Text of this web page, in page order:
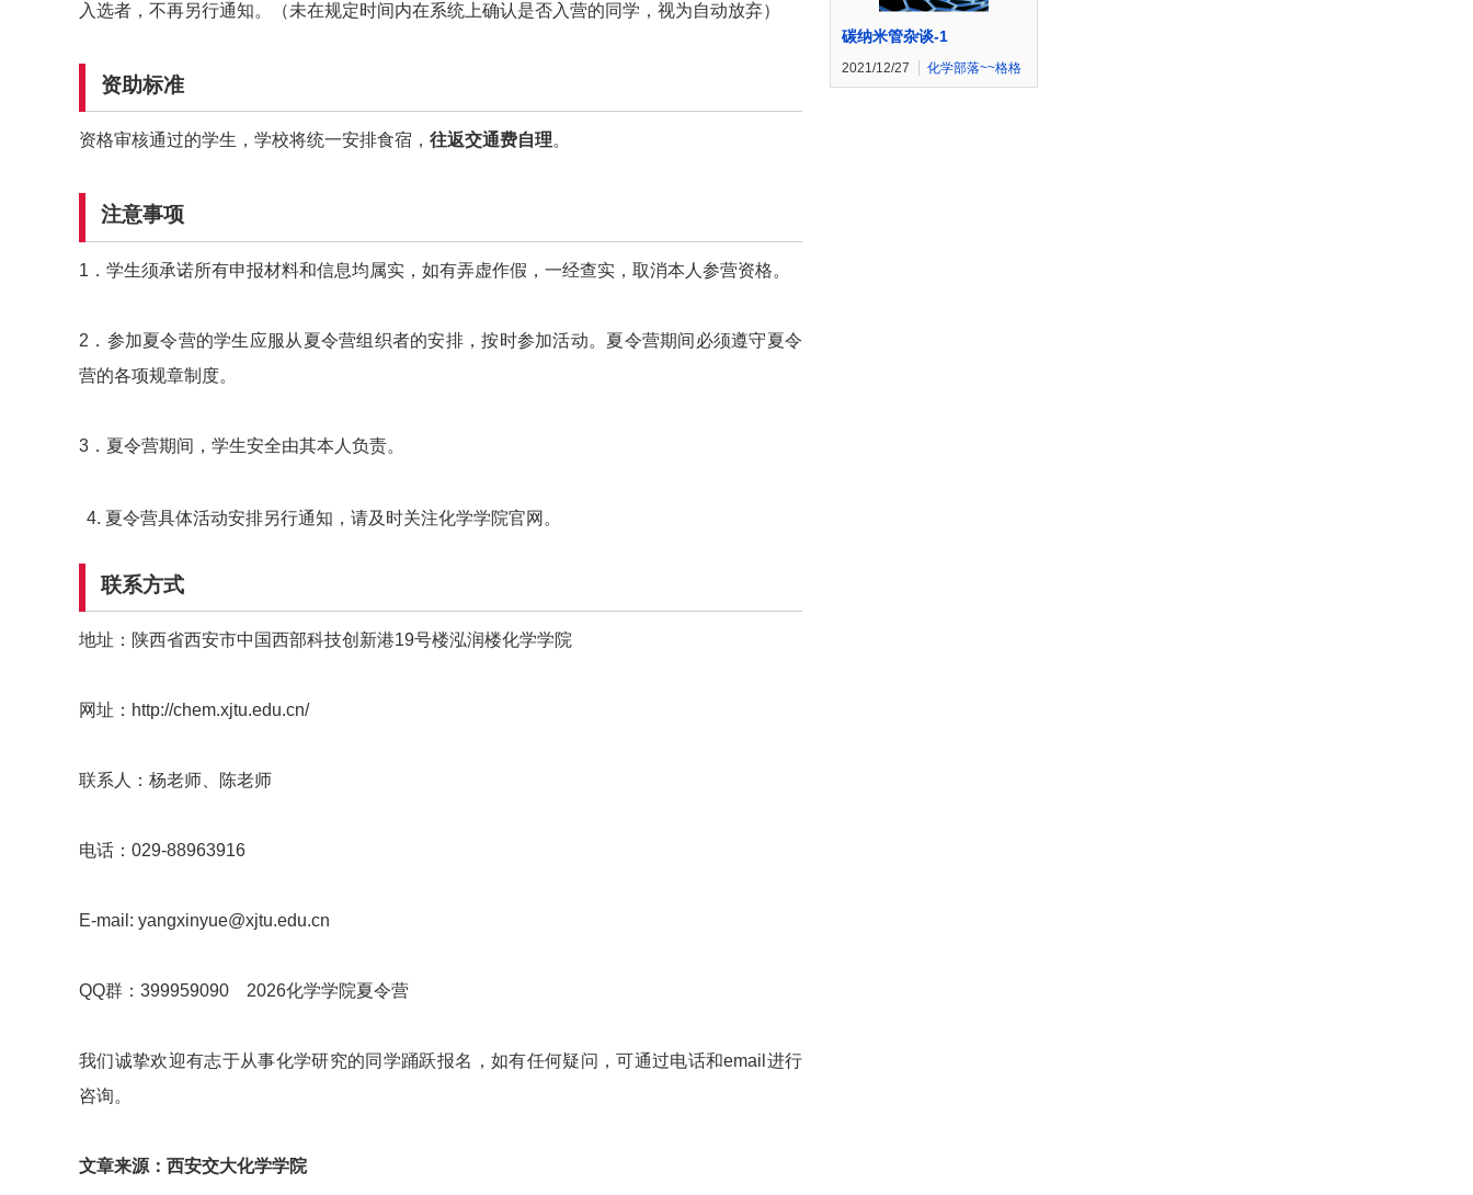
入选者，不再另行通知。（未在规定时间内在系统上确认是否入营的同学，视为自动放弃）
资助标准
资格审核通过的学生，学校将统一安排食宿， 往返交通费自理。
注意事项
1．学生须承诺所有申报材料和信息均属实，如有弄虚作假，一经查实，取消本人参营资格。
2．参加夏令营的学生应服从夏令营组织者的安排，按时参加活动。夏令营期间必须遵守夏令
营的各项规章制度。
3．夏令营期间，学生安全由其本人负责。
夏令营具体活动安排另行通知，请及时关注化学学院官网。
联系方式
地址：陕西省西安市中国西部科技创新港19号楼泓润楼化学学院
网址：http://chem.xjtu.edu.cn/
联系人：杨老师、陈老师
电话：029-88963916
E-mail: yangxinyue@xjtu.edu.cn
QQ群：399959090 2026化学学院夏令营
我们诚挚欢迎有志于从事化学研究的同学踊跃报名，如有任何疑问，可通过电话和email进行
咨询。
文章来源：西安交大化学学院
碳纳米管杂谈-1
2021/12/27 化学部落~~格格